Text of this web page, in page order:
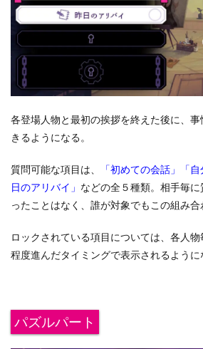
各登場人物と最初の挨拶を終えた後に、
きるようになる。
質問可能な項目は、
「初めての会話」「
日のアリバイ」 などの全５種類。相手毎
ったことはなく、誰が対象でもこの組み合
ロックされている項目については、各人
程度進んだタイミングで表示されるように
パズルパート